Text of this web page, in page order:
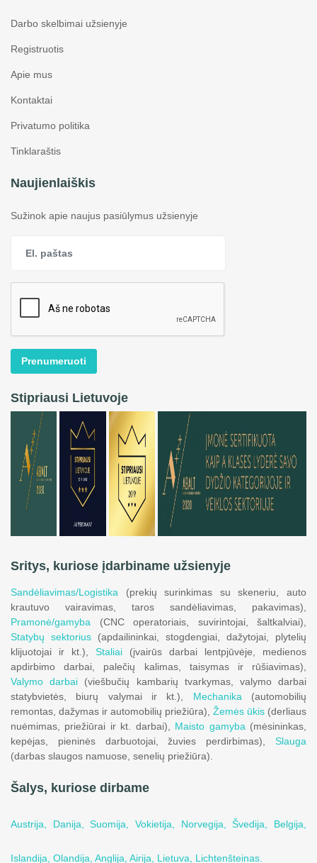
Darbo skelbimai užsienyje
Registruotis
Apie mus
Kontaktai
Privatumo politika
Tinklaraštis
Naujienlaiškis
Sužinok apie naujus pasiūlymus užsienyje
Prenumeruoti
Stipriausi Lietuvoje
Sritys, kuriose įdarbiname užsienyje
Sandėliavimas/Logistika (prekių surinkimas su skeneriu, auto
krautuvo vairavimas, taros sandėliavimas, pakavimas),
Pramonė/gamyba (CNC operatoriais, suvirintojai, šaltkalviai),
Statybų sektorius (apdailininkai, stogdengiai, dažytojai, plytelių
klijuotojai ir kt.), Staliai (įvairūs darbai lentpjūvėje, medienos
apdirbimo darbai, palečių kalimas, taisymas ir rūšiavimas),
Valymo darbai (viešbučių kambarių tvarkymas, valymo darbai
statybvietės, biurų valymai ir kt.), Mechanika(automobilių
remontas, dažymas ir automobilių priežiūra), Žemės ūkis (derliaus
nuėmimas, priežiūrai ir kt. darbai), Maisto gamyba(mėsininkas,
kepėjas, pieninės darbuotojai, žuvies perdirbimas), Slauga
(darbas slaugos namuose, senelių priežiūra).
Šalys, kuriose dirbame
Austrija, Danija,Suomija,Vokietija, Norvegija,Švedija, Belgija,
Islandija, Olandija, Anglija, Airija, Lietuva, Lichtenšteinas.